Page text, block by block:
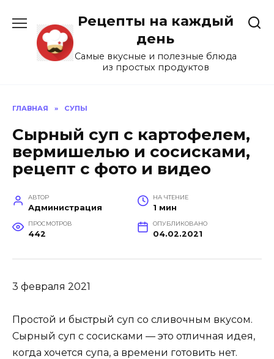
содержанию
Рецепты на каждый
день
Самые вкусные и полезные блюда
из простых продуктов
ГЛАВНАЯ » СУПЫ
Сырный суп с картофелем,
вермишелью и сосисками,
рецепт с фото и видео
АВТОР
Администрация
НА ЧТЕНИЕ
1 мин
ПРОСМОТРОВ
442
ОПУБЛИКОВАНО
04.02.2021
3 февраля 2021
Простой и быстрый суп со сливочным вкусом.
Сырный суп с сосисками — это отличная идея,
когда хочется супа, а времени готовить нет.